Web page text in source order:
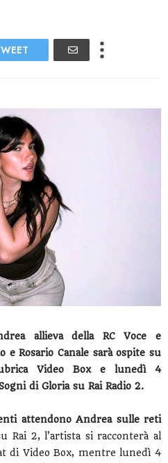
allieva della RC Voce e
e Rosario Canale sarà ospite su
Video Box e lunedì 4
di Gloria su Rai Radio 2.
attendono Andrea sulle reti
Rai 2, l’artista si racconterà al
di Video Box, mentre lunedì 4